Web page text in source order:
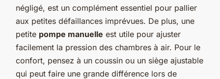
négligé, est un complément essentiel pour pallier
aux petites défaillances imprévues. De plus, une
petite pompe manuelle est utile pour ajuster
facilement la pression des chambres à air. Pour le
confort, pensez à un coussin ou un siège ajustable
qui peut faire une grande différence lors de